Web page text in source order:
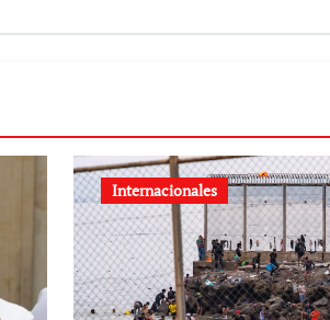
Internacionales